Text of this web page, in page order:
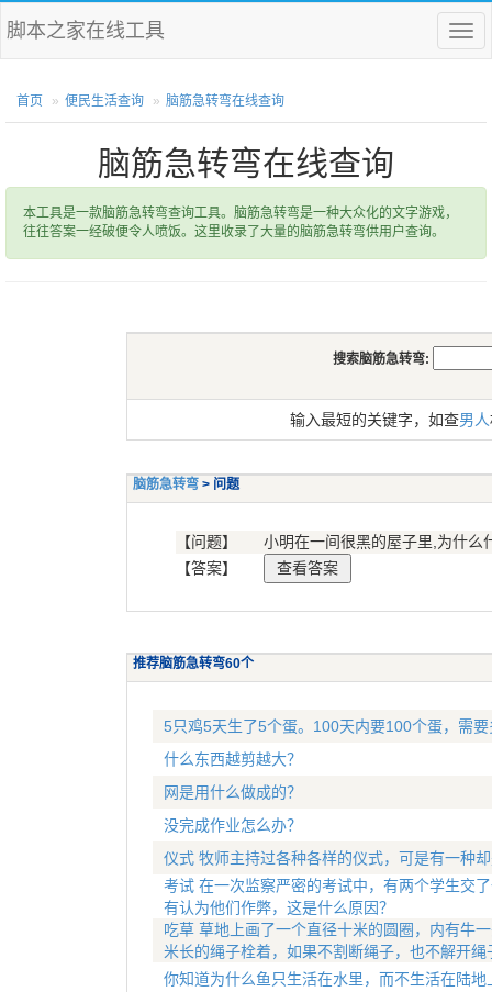
菜
单
脚本之家在线工具
首页 便民生活查询 脑筋急转弯在线查询
脑筋急转弯在线查询
本工具是一款脑筋急转弯查询工具。脑筋急转弯是一种大众化的文字游戏，
往往答案一经破便令人喷饭。这里收录了大量的脑筋急转弯供用户查询。
搜索脑筋急转弯:
输入最短的关键字，如查男人
脑筋急转弯 > 问题
【问题】
小明在一间很黑的屋子里,为什么
【答案】
推荐脑筋急转弯60个
5只鸡5天生了5个蛋。100天内要100个蛋，需
什么东西越剪越大？
网是用什么做成的？
没完成作业怎么办？
仪式 牧师主持过各种各样的仪式，可是有一种
考试 在一次监察严密的考试中，有两个学生交
有认为他们作弊，这是什么原因？
吃草 草地上画了一个直径十米的圆圈，内有牛
米长的绳子栓着，如果不割断绳子，也不解开
你知道为什么鱼只生活在水里，而不生活在陆地